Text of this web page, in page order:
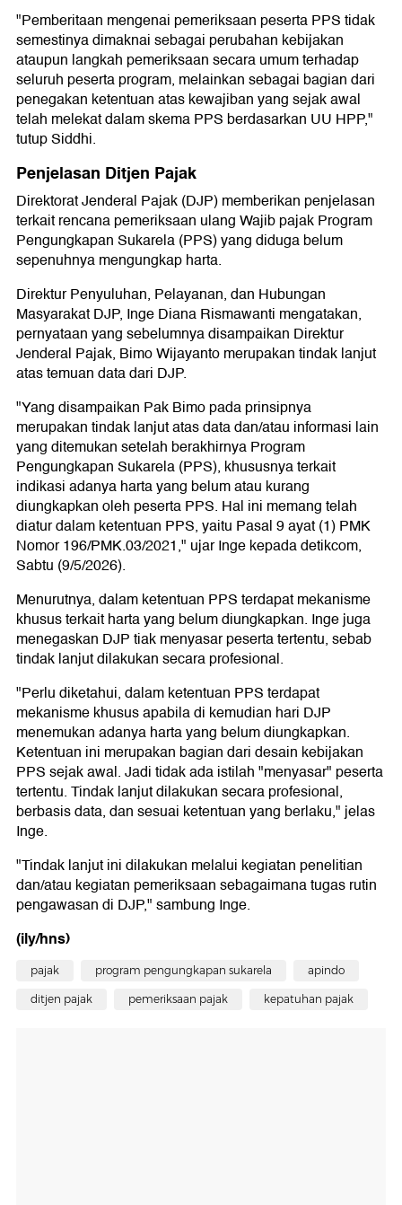
"Pemberitaan mengenai pemeriksaan peserta PPS tidak
semestinya dimaknai sebagai perubahan kebijakan
ataupun langkah pemeriksaan secara umum terhadap
seluruh peserta program, melainkan sebagai bagian dari
penegakan ketentuan atas kewajiban yang sejak awal
telah melekat dalam skema PPS berdasarkan UU HPP,"
tutup Siddhi.
Penjelasan Ditjen Pajak
Direktorat Jenderal Pajak (DJP) memberikan penjelasan
terkait rencana pemeriksaan ulang Wajib pajak Program
Pengungkapan Sukarela (PPS) yang diduga belum
sepenuhnya mengungkap harta.
Direktur Penyuluhan, Pelayanan, dan Hubungan
Masyarakat DJP, Inge Diana Rismawanti mengatakan,
pernyataan yang sebelumnya disampaikan Direktur
Jenderal Pajak, Bimo Wijayanto merupakan tindak lanjut
atas temuan data dari DJP.
"Yang disampaikan Pak Bimo pada prinsipnya
merupakan tindak lanjut atas data dan/atau informasi lain
yang ditemukan setelah berakhirnya Program
Pengungkapan Sukarela (PPS), khususnya terkait
indikasi adanya harta yang belum atau kurang
diungkapkan oleh peserta PPS. Hal ini memang telah
diatur dalam ketentuan PPS, yaitu Pasal 9 ayat (1) PMK
Nomor 196/PMK.03/2021," ujar Inge kepada detikcom,
Sabtu (9/5/2026).
Menurutnya, dalam ketentuan PPS terdapat mekanisme
khusus terkait harta yang belum diungkapkan. Inge juga
menegaskan DJP tiak menyasar peserta tertentu, sebab
tindak lanjut dilakukan secara profesional.
"Perlu diketahui, dalam ketentuan PPS terdapat
mekanisme khusus apabila di kemudian hari DJP
menemukan adanya harta yang belum diungkapkan.
Ketentuan ini merupakan bagian dari desain kebijakan
PPS sejak awal. Jadi tidak ada istilah "menyasar" peserta
tertentu. Tindak lanjut dilakukan secara profesional,
berbasis data, dan sesuai ketentuan yang berlaku," jelas
Inge.
"Tindak lanjut ini dilakukan melalui kegiatan penelitian
dan/atau kegiatan pemeriksaan sebagaimana tugas rutin
pengawasan di DJP," sambung Inge.
(ily/hns)
pajak program pengungkapan sukarela apindo
ditjen pajak pemeriksaan pajak kepatuhan pajak